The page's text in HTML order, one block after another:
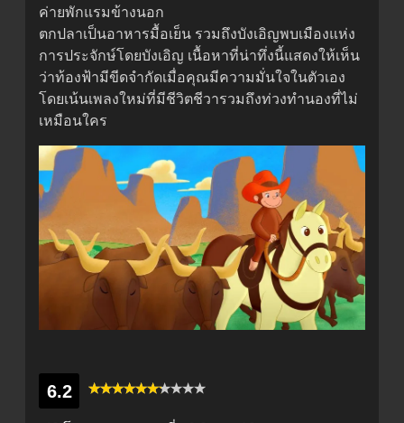
ค่ายพักแรมข้างนอก
ตกปลาเป็นอาหารมื้อเย็น รวมถึงบังเอิญพบเมืองแห่ง
การประจักษ์โดยบังเอิญ เนื้อหาที่น่าทึ่งนี้แสดงให้เห็น
ว่าท้องฟ้ามีขีดจำกัดเมื่อคุณมีความมั่นใจในตัวเอง
โดยเน้นเพลงใหม่ที่มีชีวิตชีวารวมถึงท่วงทำนองที่ไม่
เหมือนใคร
6.2